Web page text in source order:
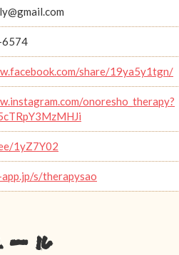
share/19ya5y1tgn/
onoresho_therapy?
1yZ7Y02
s/therapysao
ール